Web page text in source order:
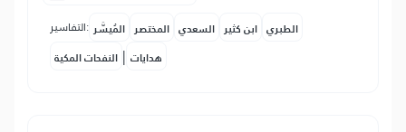
التفاسير: المُيسَّر المختصر السعدي ابن كثير الطبري
النفحات المكية | هدايات